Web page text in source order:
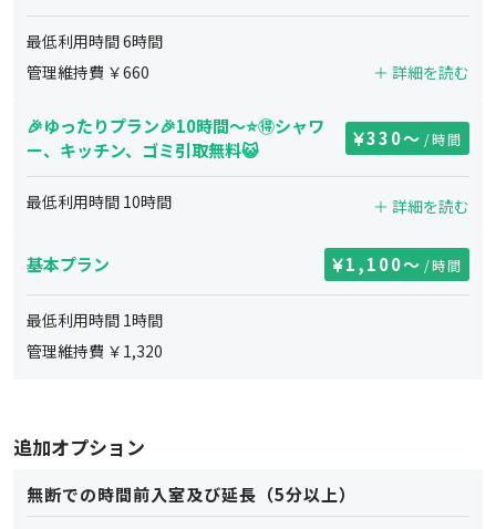
最低利用時間6時間
管理維持費 ￥660 ＋ 詳細を読む
🎉ゆったりプラン🎉10時間〜⭐️🉐シャワ
ー、キッチン、ゴミ引取無料😺
330〜 /時間
最低利用時間 10時間 ＋ 詳細を読む
基本プラン 1,100〜 /時間
最低利用時間 1時間
管理維持費 ￥ 1,320
追加オプション
無断での時間前入室及び延長（5分以上）